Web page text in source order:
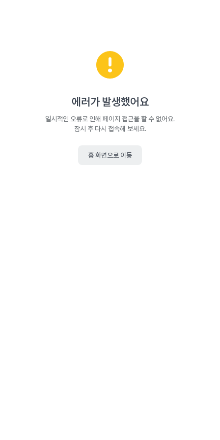
에러가 발생했어요
일시적인 오류로 인해 페이지 접근을 할 수 없어요.
잠시 후 다시 접속해 보세요.
홈 화면으로 이동